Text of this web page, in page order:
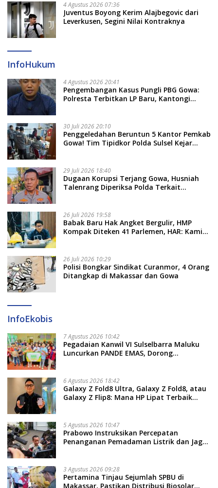
4 Agustus 2026 07:36
Juventus Boyong Kerim Alajbegovic dari
Leverkusen, Segini Nilai Kontraknya
InfoHukum
4 Agustus 2026 20:41
Pengembangan Kasus Pungli PBG Gowa:
Polresta Terbitkan LP Baru, Kantongi
30 Juli 2026 20:10
Penggeledahan Beruntun 5 Kantor Pemkab
Gowa! Tim Tipidkor Polda Sulsel Kejar
29 Juli 2026 18:40
Dugaan Korupsi Terjang Gowa, Husniah
Talenrang Diperiksa Polda Terkait
26 Juli 2026 19:58
​Babak Baru Hak Angket Bergulir, HMP
Kompak Diteken 41 Parlemen, HAR: Kami
26 Juli 2026 10:29
Polisi Bongkar Sindikat Curanmor, 4 Orang
Ditangkap di Makassar dan Gowa
InfoEkobis
7 Agustus 2026 10:42
Pegadaian Kanwil VI Sulselbarra Maluku
Luncurkan PANDE EMAS, Dorong
6 Agustus 2026 18:42
Galaxy Z Fold8 Ultra, Galaxy Z Fold8, atau
Galaxy Z Flip8: Mana HP Lipat Terbaik
5 Agustus 2026 10:47
Prabowo Instruksikan Percepatan
Penanganan Pemadaman Listrik dan Jaga
3 Agustus 2026 09:28
Pertamina Tinjau Sejumlah SPBU di
Makassar, Pastikan Distribusi Biosolar